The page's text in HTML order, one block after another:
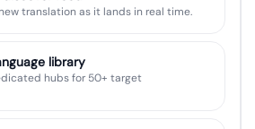
translation as it lands in real time.
library
hubs for 50+ target